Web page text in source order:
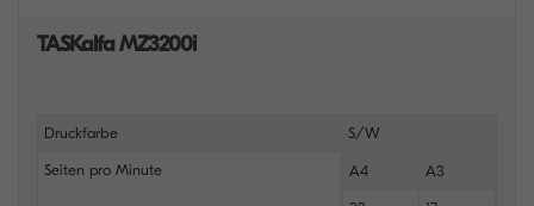
TASKalfa MZ3200i
Druckfarbe S/W
Seiten pro Minute A4 A3